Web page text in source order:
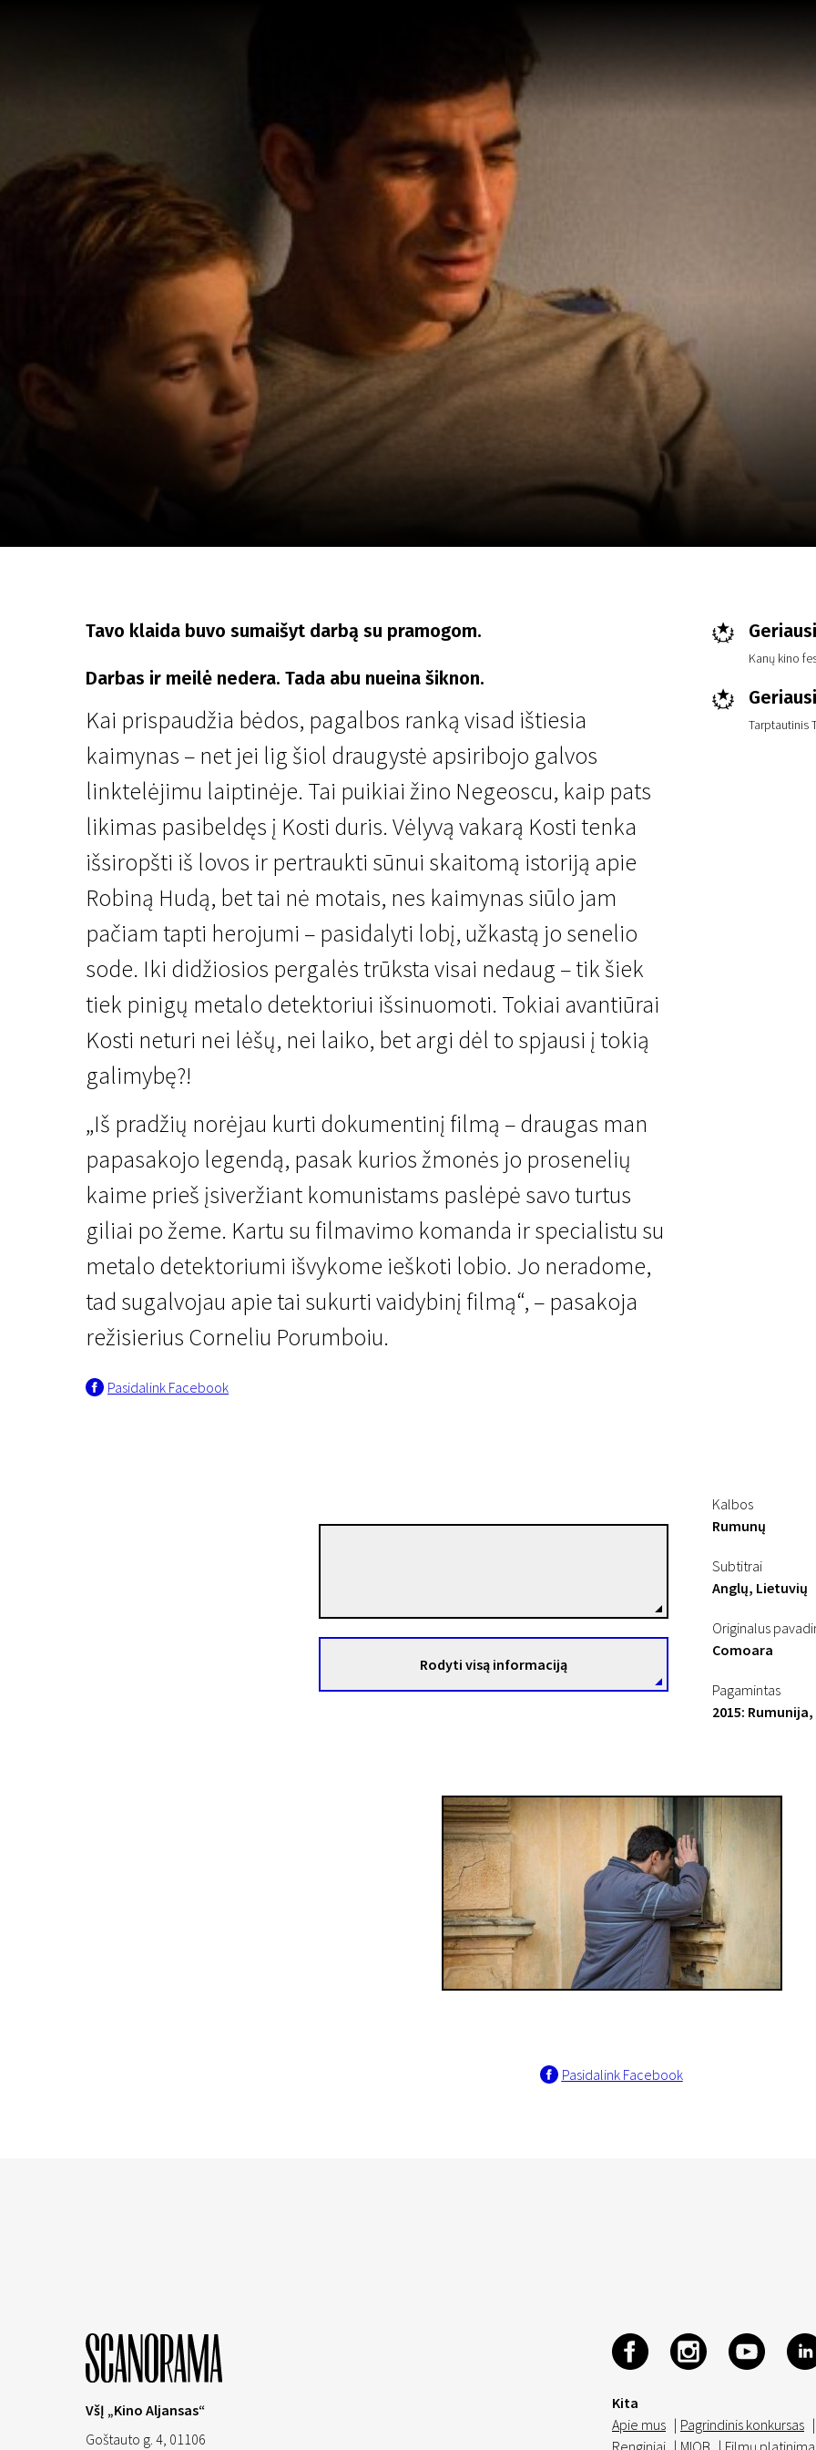
Lobis
1 val. 29 min. | Komedija | N-13
Tavo klaida buvo sumaišyt darbą su pramogom.
Darbas ir meilė nedera. Tada abu nueina šiknon.
Kai prispaudžia bėdos, pagalbos ranką visad ištiesia
kaimynas – net jei lig šiol draugystė apsiribojo galvos
linktelėjimu laiptinėje. Tai puikiai žino Negeoscu, kaip pats
likimas pasibeldęs į Kosti duris. Vėlyvą vakarą Kosti tenka
išsiropšti iš lovos ir pertraukti sūnui skaitomą istoriją apie
Robiną Hudą, bet tai nė motais, nes kaimynas siūlo jam
pačiam tapti herojumi – pasidalyti lobį, užkastą jo senelio
sode. Iki didžiosios pergalės trūksta visai nedaug – tik šiek
tiek pinigų metalo detektoriui išsinuomoti. Tokiai avantiūrai
Kosti neturi nei lėšų, nei laiko, bet argi dėl to spjausi į tokią
galimybę?!
„Iš pradžių norėjau kurti dokumentinį filmą – draugas man
papasakojo legendą, pasak kurios žmonės jo prosenelių
kaime prieš įsiveržiant komunistams paslėpė savo turtus
giliai po žeme. Kartu su filmavimo komanda ir specialistu su
metalo detektoriumi išvykome ieškoti lobio. Jo neradome,
tad sugalvojau apie tai sukurti vaidybinį filmą“, – pasakoja
režisierius Corneliu Porumboiu.
Pasidalink Facebook
Kanų kino
Tarptautinis
Rodyti visą informaciją
Kalbos
Rumunų
Subtitrai
Anglų, Lietuvių
Originalus
Comoara
Pagamintas
2015:
Pasidalink Facebook
Kita
Apie mus | Pagrindinis konkursas |
Renginiai | MIOB | Filmų
VšĮ „Kino Aljansas“
Goštauto g. 4, 01106